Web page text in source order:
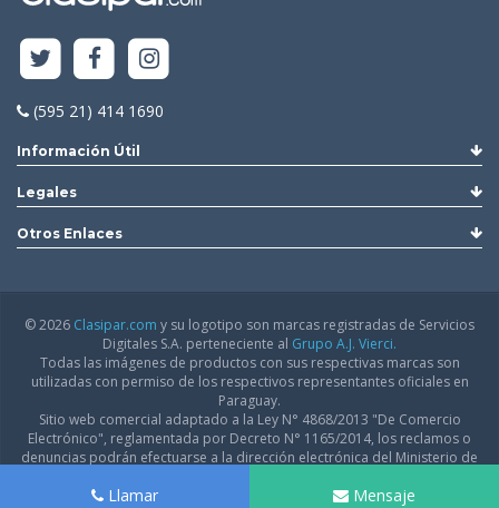
Llamar Mensaje
(595 21) 414 1690
Información Útil
Legales
Otros Enlaces
© 2026 Clasipar.com y su logotipo son marcas registradas de Servicios
Digitales S.A. perteneciente al Grupo A.J. Vierci.
Todas las imágenes de productos con sus respectivas marcas son
utilizadas con permiso de los respectivos representantes oficiales en
Paraguay.
Sitio web comercial adaptado a la Ley N° 4868/2013 "De Comercio
Electrónico", reglamentada por Decreto N° 1165/2014, los reclamos o
denuncias podrán efectuarse a la dirección electrónica del Ministerio de